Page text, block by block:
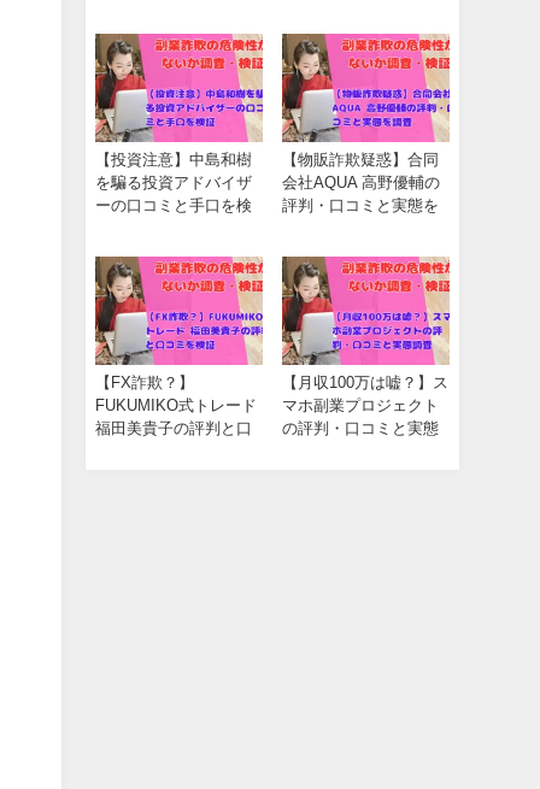
【投資注意】中島和樹
を騙る投資アドバイザ
ーの口コミと手口を検
【物販詐欺疑惑】合同
会社AQUA 高野優輔の
評判・口コミと実態を
【FX詐欺？】
FUKUMIKO式トレード
福田美貴子の評判と口
【月収100万は嘘？】ス
マホ副業プロジェクト
の評判・口コミと実態